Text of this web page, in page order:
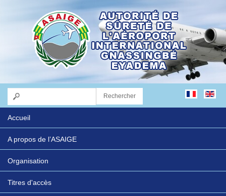
Accueil
A propos de l’ASAIGE
Organisation
Titres d'accès